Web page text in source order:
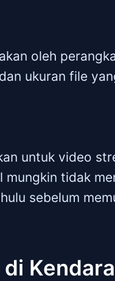
oleh
ukuran file
untuk video
tidak
sebelum